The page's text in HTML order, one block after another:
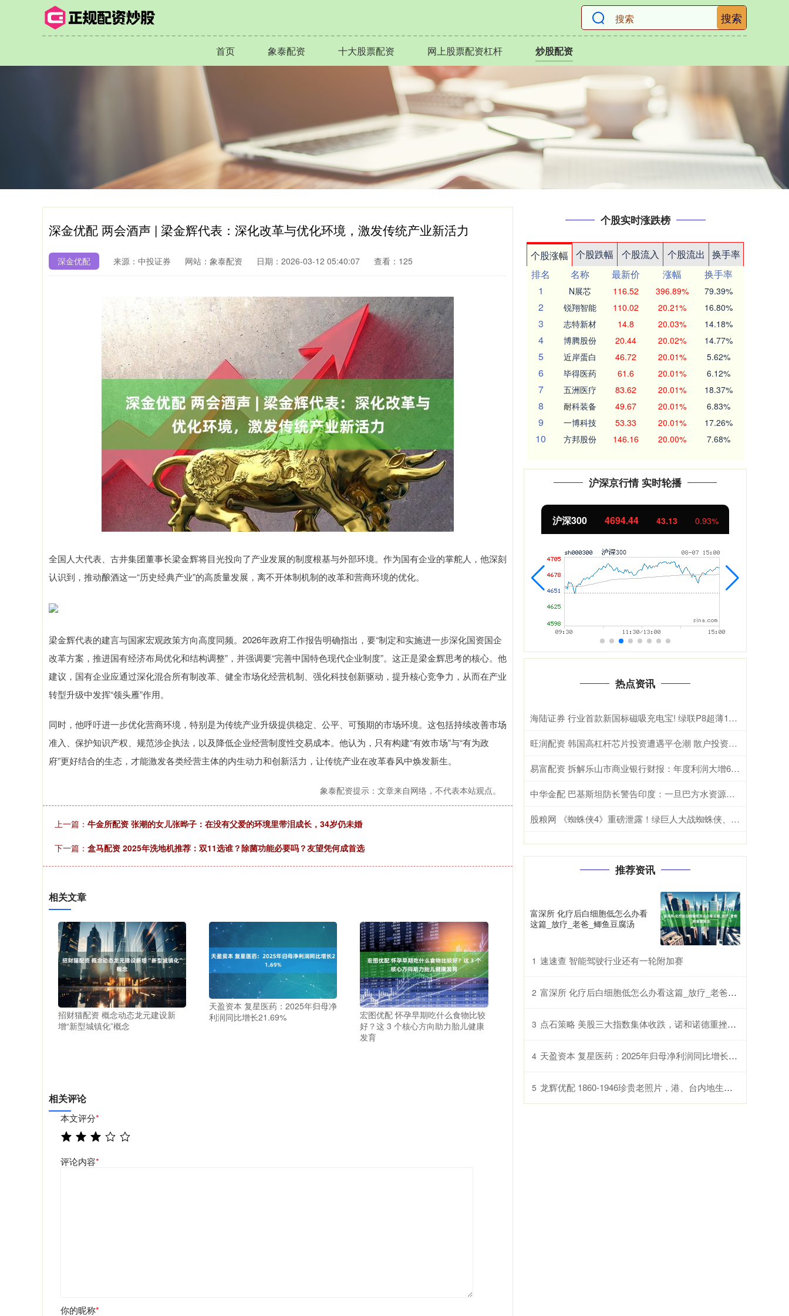
搜索
首页 象泰配资 十大股票配资 网上股票配资杠杆 炒股配资
深金优配 两会酒声 | 梁金辉代表：深化改革与优化环境，激发传统产业新活力
深金优配 来源：中投证券 网站：象泰配资 日期：2026-03-12 05:40:07 查看：125
全国人大代表、古井集团董事长梁金辉将目光投向了产业发展的制度根基与外部环境。作为国有企业的掌舵人，他深刻
认识到，推动酿酒这一“历史经典产业”的高质量发展，离不开体制机制的改革和营商环境的优化。
梁金辉代表的建言与国家宏观政策方向高度同频。2026年政府工作报告明确指出，要“制定和实施进一步深化国资国企
改革方案，推进国有经济布局优化和结构调整”，并强调要“完善中国特色现代企业制度”。这正是梁金辉思考的核心。他
建议，国有企业应通过深化混合所有制改革、健全市场化经营机制、强化科技创新驱动，提升核心竞争力，从而在产业
转型升级中发挥“领头雁”作用。
同时，他呼吁进一步优化营商环境，特别是为传统产业升级提供稳定、公平、可预期的市场环境。这包括持续改善市场
准入、保护知识产权、规范涉企执法，以及降低企业经营制度性交易成本。他认为，只有构建“有效市场”与“有为政
府”更好结合的生态，才能激发各类经营主体的内生动力和创新活力，让传统产业在改革春风中焕发新生。
象泰配资提示：文章来自网络，不代表本站观点。
上一篇： 牛金所配资 张潮的女儿张晔子：在没有父爱的环境里带泪成长，34岁仍未婚
下一篇： 盒马配资 2025年洗地机推荐：双11选谁？除菌功能必要吗？友望凭何成首选
相关文章
招财猫配资 概念动态龙元建设新
增“新型城镇化”概念
天盈资本 复星医药：2025年归母净
利润同比增长21.69%
宏图优配 怀孕早期吃什么食物比较
好？这 3 个核心方向助力胎儿健康
发育
相关评论
本文评分*
评论内容*
你的昵称*
个股实时涨跌榜
个股涨幅 个股跌幅 个股流入 个股流出
换手率
排名
名称 最新价 涨幅
换手率
1
N展芯 116.52 396.89% 79.39%
2 锐翔智能 110.02 20.21% 16.80%
3 志特新材 14.8 20.03% 14.18%
4 博腾股份 20.44 20.02% 14.77%
5 近岸蛋白 46.72 20.01% 5.62%
6 毕得医药 61.6 20.01% 6.12%
7 五洲医疗 83.62 20.01% 18.37%
8 耐科装备 49.67 20.01% 6.83%
9 一博科技 53.33 20.01% 17.26%
10 方邦股份 146.16 20.00% 7.68%
沪深京行情 实时轮播
上证指数 3940.04 39.68 1.02% 深证成指 14311.01 200.89 沪深300 4694.44 43.13 0.93%
热点资讯
海陆证券 行业首款新国标磁吸充电宝! 绿联P8超薄10000mAh磁吸移动电源开启预约
旺润配资 韩国高杠杆芯片投资遭遇平仓潮 散户投资者损失惨重
易富配资 拆解乐山市商业银行财报：年度利润大增68%，是否可持续？
中华金配 巴基斯坦防长警告印度：一旦巴方水资源安全受到威胁，肯定与印度开战
股粮网 《蜘蛛侠4》重磅泄露！绿巨人大战蜘蛛侠、梅姨回归
推荐资讯
富深所 化疗后白细胞低怎么办看
这篇_放疗_老爸_鲫鱼豆腐汤
1 速速查 智能驾驶行业还有一轮附加赛
2 富深所 化疗后白细胞低怎么办看这篇_放疗_老爸_鲫鱼豆腐汤
3 点石策略 美股三大指数集体收跌，诺和诺德重挫超21%，国际油价涨超3%
4 天盈资本 复星医药：2025年归母净利润同比增长21.69%
5 龙辉优配 1860-1946珍贵老照片，港、台内地生活天差地别，地主豪绅太奢靡_普通百姓_时代_旧社会